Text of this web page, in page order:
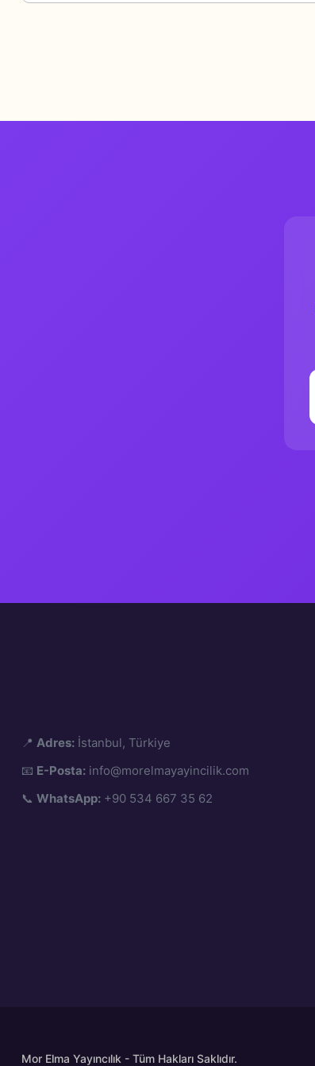
📍 Adres: İstanbul, Türkiye
📧 E-Posta: info@morelmayayincilik.com
📞 WhatsApp: +90 534 667 35 62
Mor Elma Yayıncılık - Tüm Hakları Saklıdır.